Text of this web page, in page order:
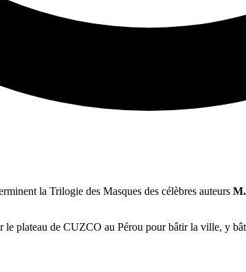
la Trilogie des Masques des célèbres auteurs
plateau de CUZCO au Pérou pour bâtir la ville, y